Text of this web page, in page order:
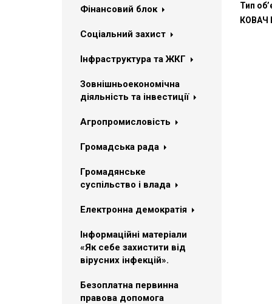
Фінансовий блок
Соціальний захист
Інфраструктура та ЖКГ
Зовнішньоекономічна
діяльність та інвестиції
Агропромисловість
Громадська рада
Громадянське
суспільство і влада
Електронна демократія
Інформаційні матеріали
«Як себе захистити від
вірусних інфекцій».
Безоплатна первинна
правова допомога
Тип
КОВАЧ